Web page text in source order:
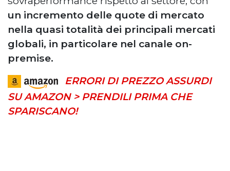
un incremento delle quote di mercato
nella quasi totalità dei principali mercati
globali, in particolare nel canale on-
premise.
ERRORI DI PREZZO ASSURDI
SU AMAZON > PRENDILI PRIMA CHE
SPARISCANO!